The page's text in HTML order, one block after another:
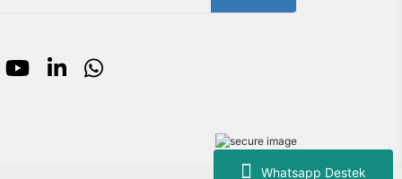
Whatsapp Destek